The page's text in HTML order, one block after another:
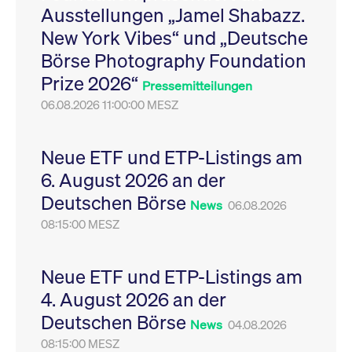
Ausstellungen „Jamel Shabazz.
New York Vibes“ und „Deutsche
Börse Photography Foundation
Prize 2026“ Pressemitteilungen
06.08.2026 11:00:00 MESZ
Neue ETF und ETP-Listings am
6. August 2026 an der
Deutschen Börse News 06.08.2026
08:15:00 MESZ
Neue ETF und ETP-Listings am
4. August 2026 an der
Deutschen Börse News 04.08.2026
08:15:00 MESZ
Leistung der Website
zu messen. Es handelt
sich um ein Muster-
Cookie, bei dem auf
das Präfix _pk_ses
eine kurze Reihe von
VISITOR_PRIVACY_METADATA
YouTube
.youtube.com
6
Monate
Dieses Cookie dient
Speicherung der
Einwilligungs- und
des Nutzers für ihre
Interaktion mit der
Sitzungen geehrt